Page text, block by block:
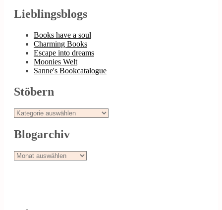
Lieblingsblogs
Books have a soul
Charming Books
Escape into dreams
Moonies Welt
Sanne's Bookcatalogue
Stöbern
Stöbern
Blogarchiv
Blogarchiv